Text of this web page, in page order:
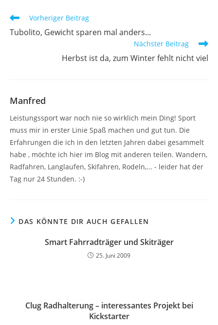
Weitere
Artikel
ansehen
Vorheriger Beitrag
Tubolito, Gewicht sparen mal anders…
Nächster Beitrag
Herbst ist da, zum Winter fehlt nicht viel
Manfred
Leistungssport war noch nie so wirklich mein Ding! Sport
muss mir in erster Linie Spaß machen und gut tun. Die
Erfahrungen die ich in den letzten Jahren dabei gesammelt
habe , möchte ich hier im Blog mit anderen teilen. Wandern,
Radfahren, Langlaufen, Skifahren, Rodeln,... - leider hat der
Tag nur 24 Stunden. :-)
DAS KÖNNTE DIR AUCH GEFALLEN
Smart Fahrradträger und Skiträger
25. Juni 2009
Clug Radhalterung – interessantes Projekt bei
Kickstarter